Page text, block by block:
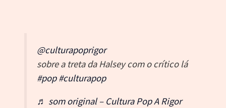
@culturapoprigor
sobre a treta da Halsey com o crítico lá
#pop #culturapop
♬ som original – Cultura Pop A Rigor